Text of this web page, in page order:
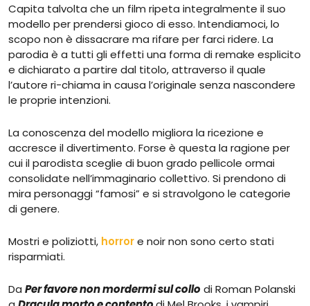
Capita talvolta che un film ripeta integralmente il suo
modello per prendersi gioco di esso. Intendiamoci, lo
scopo non è dissacrare ma rifare per farci ridere. La
parodia è a tutti gli effetti una forma di remake esplicito
e dichiarato a partire dal titolo, attraverso il quale
l’autore ri-chiama in causa l’originale senza nascondere
le proprie intenzioni.
La conoscenza del modello migliora la ricezione e
accresce il divertimento. Forse è questa la ragione per
cui il parodista sceglie di buon grado pellicole ormai
consolidate nell’immaginario collettivo. Si prendono di
mira personaggi “famosi” e si stravolgono le categorie
di genere.
Mostri e poliziotti, horrore noir non sono certo stati
risparmiati.
Da Per favore non mordermi sul collodi Roman Polanski